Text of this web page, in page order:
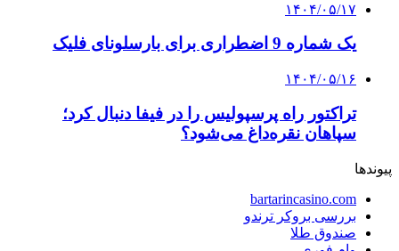
۱۴۰۴/۰۵/۱۷
یک شماره 9 اضطراری برای بارسلونای فلیک
۱۴۰۴/۰۵/۱۶
تراکتور راه پرسپولیس را در فیفا دنبال کرد؛
سپاهان نقره‌داغ می‌شود؟
پیوندها
bartarincasino.com
بررسی بروکر ترندو
صندوق طلا